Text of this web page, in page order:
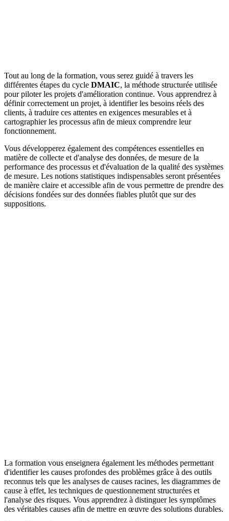
Tout au long de la formation, vous serez guidé à travers les
différentes étapes du cycle DMAIC, la méthode structurée utilisée
pour piloter les projets d'amélioration continue. Vous apprendrez à
définir correctement un projet, à identifier les besoins réels des
clients, à traduire ces attentes en exigences mesurables et à
cartographier les processus afin de mieux comprendre leur
fonctionnement.
Vous développerez également des compétences essentielles en
matière de collecte et d'analyse des données, de mesure de la
performance des processus et d'évaluation de la qualité des systèmes
de mesure. Les notions statistiques indispensables seront présentées
de manière claire et accessible afin de vous permettre de prendre des
décisions fondées sur des données fiables plutôt que sur des
suppositions.
La formation vous enseignera également les méthodes permettant
d'identifier les causes profondes des problèmes grâce à des outils
reconnus tels que les analyses de causes racines, les diagrammes de
cause à effet, les techniques de questionnement structurées et
l'analyse des risques. Vous apprendrez à distinguer les symptômes
des véritables causes afin de mettre en œuvre des solutions durables.